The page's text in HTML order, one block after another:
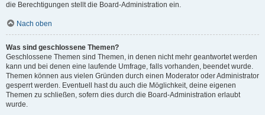
die Berechtigungen stellt die Board-Administration ein.
Nach oben
Was sind geschlossene Themen?
Geschlossene Themen sind Themen, in denen nicht mehr geantwortet werden
kann und bei denen eine laufende Umfrage, falls vorhanden, beendet wurde.
Themen können aus vielen Gründen durch einen Moderator oder Administrator
gesperrt werden. Eventuell hast du auch die Möglichkeit, deine eigenen
Themen zu schließen, sofern dies durch die Board-Administration erlaubt
wurde.